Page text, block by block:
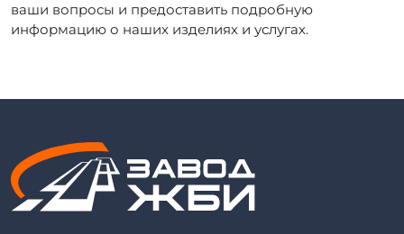
ваши вопросы и предоставить подробную
информацию о наших изделиях и услугах.